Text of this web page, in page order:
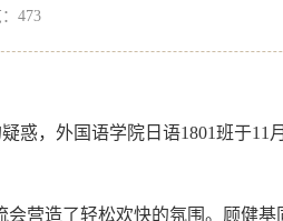
473
惑，外国语学院日语1801班于11
营造了轻松欢快的氛围。顾健基